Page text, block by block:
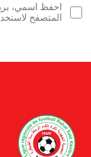
احفظ اسمي،
المتصفح